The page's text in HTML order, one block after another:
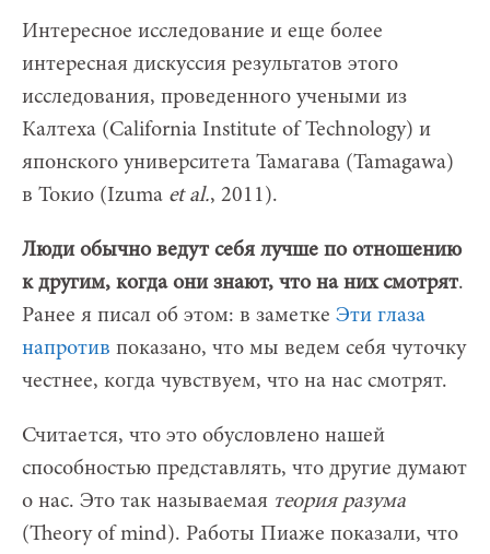
Интересное исследование и еще более
интересная дискуссия результатов этого
исследования, проведенного учеными из
Калтеха (California Institute of Technology) и
японского университета Тамагава (Tamagawa)
в Токио (Izuma et al., 2011).
Люди обычно ведут себя лучше по отношению
к другим, когда они знают, что на них смотрят.
Ранее я писал об этом: в заметке Эти глаза
напротив показано, что мы ведем себя чуточку
честнее, когда чувствуем, что на нас смотрят.
Считается, что это обусловлено нашей
способностью представлять, что другие думают
о нас. Это так называемая теория разума
(Theory of mind). Работы Пиаже показали, что